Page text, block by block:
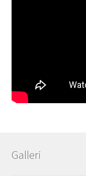
Galleri